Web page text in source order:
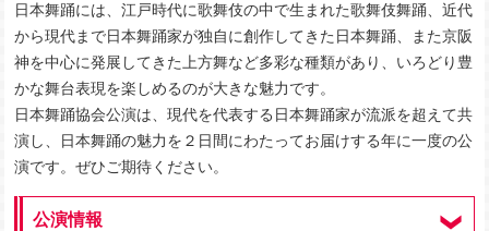
日本舞踊には、江戸時代に歌舞伎の中で生まれた歌舞伎舞踊、近代
から現代まで日本舞踊家が独自に創作してきた日本舞踊、また京阪
神を中心に発展してきた上方舞など多彩な種類があり、いろどり豊
かな舞台表現を楽しめるのが大きな魅力です。
日本舞踊協会公演は、現代を代表する日本舞踊家が流派を超えて共
演し、日本舞踊の魅力を２日間にわたってお届けする年に一度の公
演です。ぜひご期待ください。
公演情報